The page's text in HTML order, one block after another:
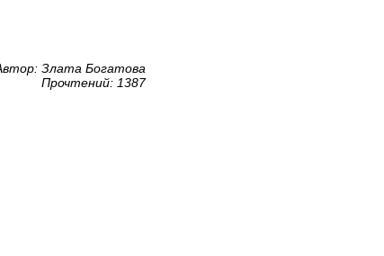
Злата Богатова
Прочтений: 1387